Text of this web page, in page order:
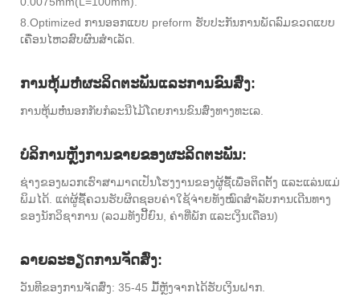
8.Optimized ການອອກແບບ preform ຮັບປະກັນການພັດລົມຂວດແບບ
ເຄື່ອນໄຫວສົບຜົນສໍາເລັດ.
ການຫຸ້ມຫໍ່ຜະລິດຕະພັນແລະການຂົນສົ່ງ:
ການຫຸ້ມຫໍ່ນອກກັບກໍລະນີໄມ້ໂດຍການຂົນສົ່ງທາງທະເລ.
ບໍລິການຫຼັງການຂາຍຂອງຜະລິດຕະພັນ:
ຊ່າງຂອງພວກເຮົາສາມາດເປັນໂຮງງານຂອງຜູ້ຊື້ເພື່ອຕິດຕັ້ງ ແລະແລ່ນແມ່
ພິມໄດ້. ແຕ່ຜູ້ຊື້ຄວນຮັບຜິດຊອບຄ່າໃຊ້ຈ່າຍທັງໝົດສໍາລັບການເດີນທາງ
ຂອງນັກວິຊາການ (ລວມທັງປີ້ຍົນ, ຄ່າທີ່ພັກ ແລະເງິນເດືອນ)
ລາຍລະອຽດການຈັດສົ່ງ:
ວັນທີຂອງການຈັດສົ່ງ: 35-45 ມື້ຫຼັງຈາກໄດ້ຮັບເງິນຝາກ.